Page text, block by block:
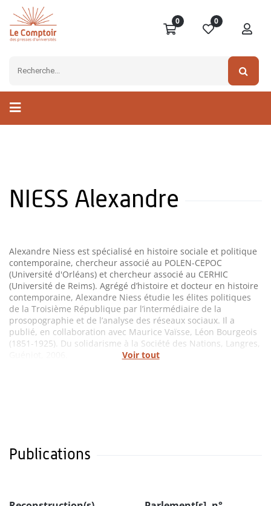
0 0
NIESS Alexandre
Voir tout
Alexandre Niess est spécialisé en histoire sociale et politique
contemporaine, chercheur associé au POLEN-CEPOC
(Université d'Orléans) et chercheur associé au CERHIC
(Université de Reims). Agrégé d’histoire et docteur en histoire
contemporaine, Alexandre Niess étudie les élites politiques
de la Troisième République par l’intermédiaire de la
prosopographie et de l’analyse des réseaux sociaux. Il a
publié, en collaboration avec Maurice Vaïsse, Léon Bourgeois
(1851-1925). Du solidarisme à la Société des Nations, Langres,
Publications